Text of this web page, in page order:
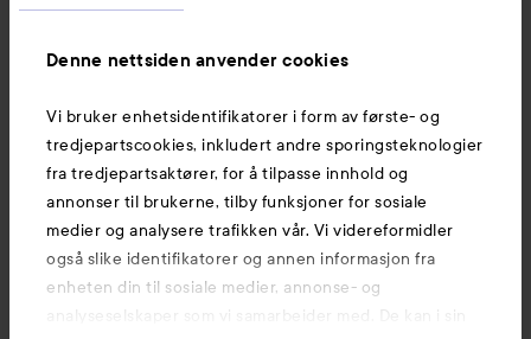
Denne nettsiden anvender cookies
Vi bruker enhetsidentifikatorer i form av første- og
tredjepartscookies, inkludert andre sporingsteknologier
fra tredjepartsaktører, for å tilpasse innhold og
annonser til brukerne, tilby funksjoner for sosiale
medier og analysere trafikken vår. Vi videreformidler
også slike identifikatorer og annen informasjon fra
enheten din til sosiale medier, annonse- og
analyseselskaper som vi samarbeider med. De kan i sin
SPONSORED DefineHydration Rep Leave-in Treatment
Schwarzkopf